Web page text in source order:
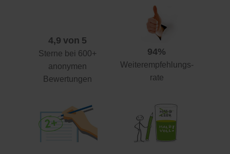
4,9 von 5
Sterne bei 600+
anonymen
Bewertungen
94%
Weiterempfehlungs-
rate